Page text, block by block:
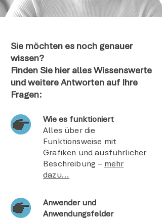
Sie möchten es noch genauer
wissen?
Finden Sie hier alles Wissenswerte
und weitere Antworten auf Ihre
Fragen:
Wie es funktioniert
Alles über die
Funktionsweise mit
Grafiken und ausführlicher
Beschreibung – mehr
dazu...
Anwender und
Anwendungsfelder